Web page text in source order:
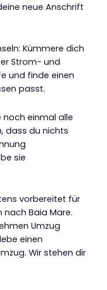
neue Anschrift
Kümmere dich
Strom- und
und finde einen
passt.
noch einmal alle
dass du nichts
sie
vorbereitet für
nach Baia Mare.
Umzug
einen
Wir stehen dir